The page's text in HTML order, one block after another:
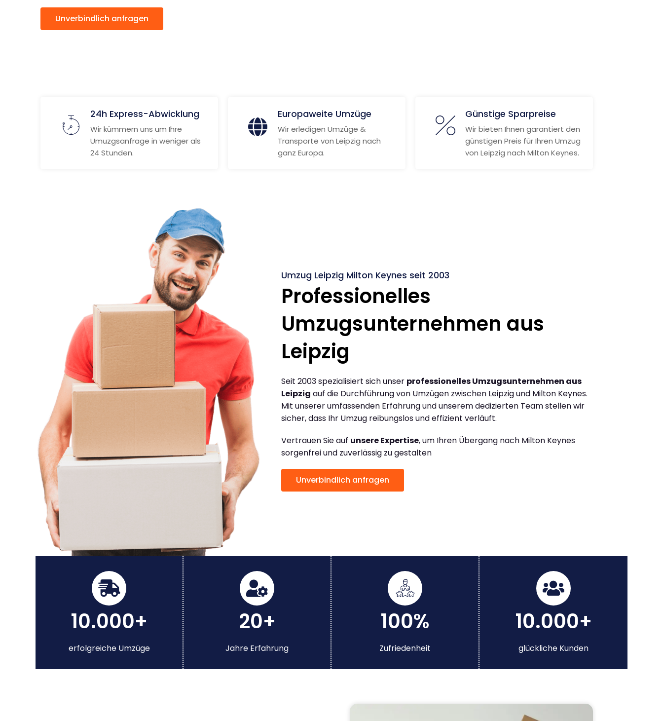
Unverbindlich anfragen
24h Express-Abwicklung
Wir kümmern uns um Ihre
Umuzgsanfrage in weniger als
24 Stunden.
Europaweite Umzüge
Wir erledigen Umzüge &
Transporte von Leipzig nach
ganz Europa.
Günstige Sparpreise
Wir bieten Ihnen garantiert den
günstigen Preis für Ihren Umzug
von Leipzig nach Milton Keynes.
Umzug Leipzig Milton Keynes seit 2003
Professionelles
Umzugsunternehmen aus
Leipzig
Seit 2003 spezialisiert sich unser professionelles Umzugsunternehmen aus
Leipzig auf die Durchführung von Umzügen zwischen Leipzig und Milton Keynes.
Mit unserer umfassenden Erfahrung und unserem dedizierten Team stellen wir
sicher, dass Ihr Umzug reibungslos und effizient verläuft.
Vertrauen Sie auf unsere Expertise, um Ihren Übergang nach Milton Keynes
sorgenfrei und zuverlässig zu gestalten
Unverbindlich anfragen
10.000+
erfolgreiche Umzüge
20+
Jahre Erfahrung
100%
Zufriedenheit
10.000+
glückliche Kunden